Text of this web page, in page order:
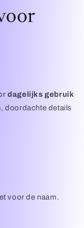
dagelijks gebruik
doordachte details
voor de naam.